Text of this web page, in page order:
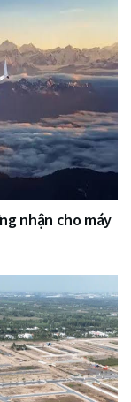
nhận cho máy